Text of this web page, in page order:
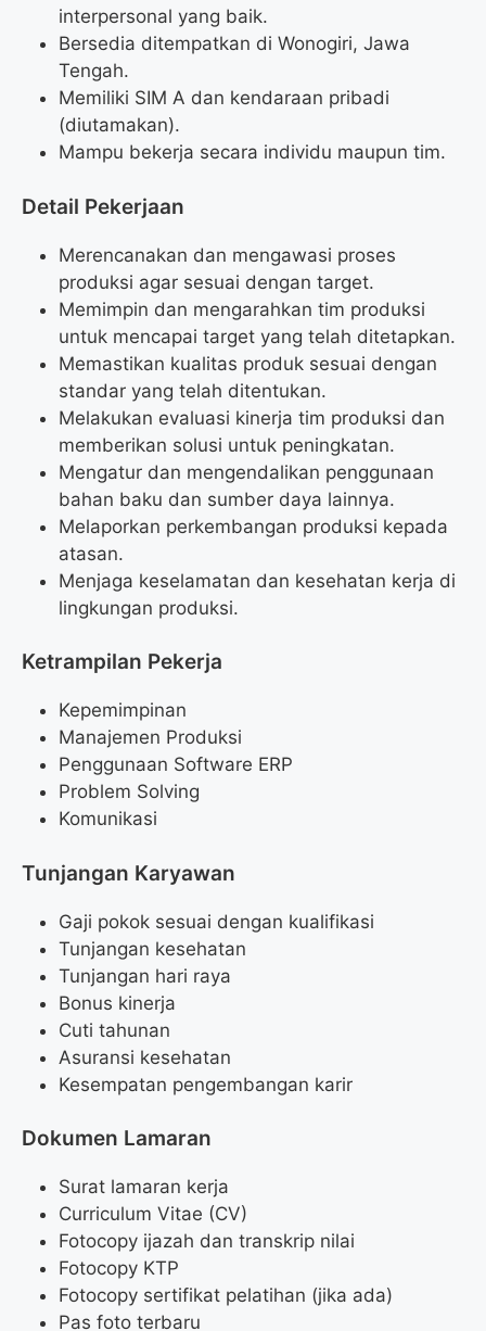
interpersonal yang baik.
Bersedia ditempatkan di Wonogiri, Jawa
Tengah.
Memiliki SIM A dan kendaraan pribadi
(diutamakan).
Mampu bekerja secara individu maupun tim.
Detail Pekerjaan
Merencanakan dan mengawasi proses
produksi agar sesuai dengan target.
Memimpin dan mengarahkan tim produksi
untuk mencapai target yang telah ditetapkan.
Memastikan kualitas produk sesuai dengan
standar yang telah ditentukan.
Melakukan evaluasi kinerja tim produksi dan
memberikan solusi untuk peningkatan.
Mengatur dan mengendalikan penggunaan
bahan baku dan sumber daya lainnya.
Melaporkan perkembangan produksi kepada
atasan.
Menjaga keselamatan dan kesehatan kerja di
lingkungan produksi.
Ketrampilan Pekerja
Kepemimpinan
Manajemen Produksi
Penggunaan Software ERP
Problem Solving
Komunikasi
Tunjangan Karyawan
Gaji pokok sesuai dengan kualifikasi
Tunjangan kesehatan
Tunjangan hari raya
Bonus kinerja
Cuti tahunan
Asuransi kesehatan
Kesempatan pengembangan karir
Dokumen Lamaran
Surat lamaran kerja
Curriculum Vitae (CV)
Fotocopy ijazah dan transkrip nilai
Fotocopy KTP
Fotocopy sertifikat pelatihan (jika ada)
Pas foto terbaru